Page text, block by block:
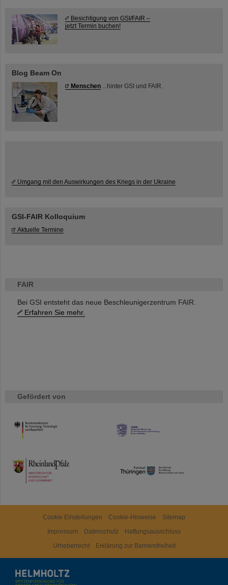
FAIR
Bei GSI entsteht das neue Beschleunigerzentrum FAIR.
Erfahren Sie mehr.
Gefördert von
HMWK
TMWWDG
Besichtigung von GSI/FAIR –
jetzt Termin buchen!
Blog Beam On
Menschen ...hinter GSI und FAIR.
Umgang mit den Auswirkungen des Kriegs in der Ukraine
GSI-FAIR Kolloquium
Aktuelle Termine
Cookie Einstellungen Cookie-Hinweise
Sitemap
Impressum
Datenschutz
Haftungsausschluss
Urheberrecht
Erklärung zur Barrierefreiheit